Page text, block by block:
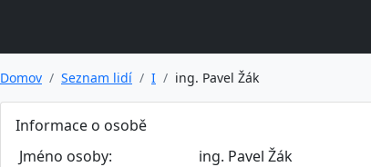
Domov Seznam lidí I ing. Pavel Žák
Informace o osobě
Jméno osoby:
ing. Pavel Žák